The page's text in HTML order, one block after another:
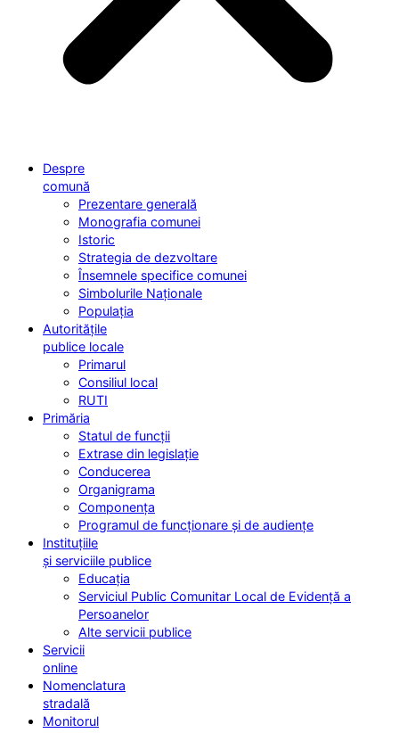
Despre
comună
Prezentare generală
Monografia comunei
Istoric
Strategia de dezvoltare
Însemnele specifice comunei
Simbolurile Naționale
Populația
Autoritățile
publice locale
Primarul
Consiliul local
RUTI
Primăria
Statul de funcții
Extrase din legislație
Conducerea
Organigrama
Componența
Programul de funcționare și de audiențe
Instituțiile
și serviciile publice
Educația
Serviciul Public Comunitar Local de Evidență a
Persoanelor
Alte servicii publice
Servicii
online
Nomenclatura
stradală
Monitorul